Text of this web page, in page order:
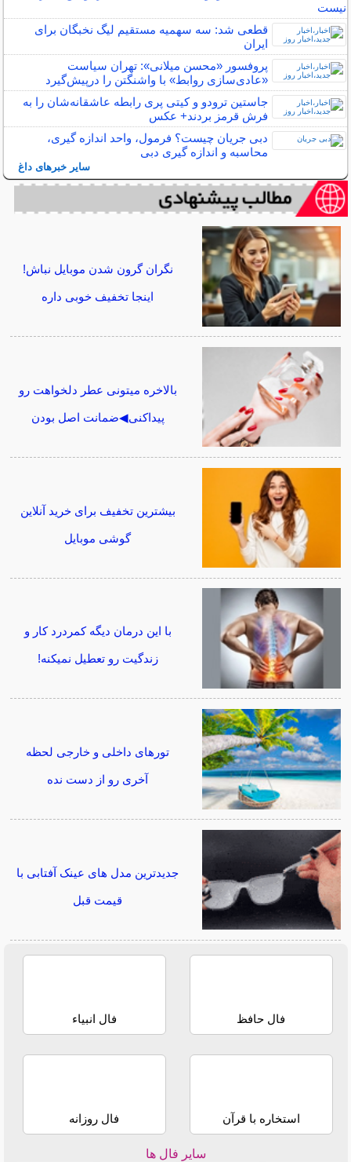
نیست
قطعی شد: سه سهمیه مستقیم لیگ نخبگان برای
ایران
پروفسور «محسن میلانی»: تهران سیاست
«عادی‌سازی روابط» با واشنگتن را درپیش‌گیرد
جاستین ترودو و کیتی پری رابطه عاشقانه‌شان را به
فرش قرمز بردند+ عکس
دبی جریان چیست؟ فرمول، واحد اندازه گیری،
محاسبه و اندازه گیری دبی
سایر خبرهای داغ
نگران گرون شدن موبایل نباش!
اینجا تخفیف خوبی داره
بالاخره میتونی عطر دلخواهت رو
پیداکنی◀ضمانت اصل بودن
بیشترین تخفیف برای خرید آنلاین
گوشی موبایل
با این درمان دیگه کمردرد کار و
زندگیت رو تعطیل نمیکنه!
تورهای داخلی و خارجی لحظه
آخری رو از دست نده
جدیدترین مدل های عینک آفتابی با
قیمت قبل
فال حافظ فال انبیاء
استخاره با قرآن فال روزانه
سایر فال ها